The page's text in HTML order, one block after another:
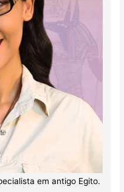
em antigo Egito.